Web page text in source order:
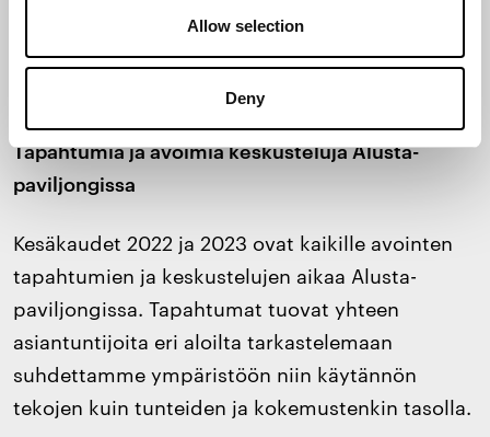
Allow selection
Deny
Arkkitehtuurimuseon ja Designmuseon
yhteishanke Alusta-paviljonki, museoiden
Tapahtumia ja avoimia keskusteluja Alusta-
paviljongissa
Kesäkaudet 2022 ja 2023 ovat kaikille avointen
tapahtumien ja keskustelujen aikaa Alusta-
paviljongissa. Tapahtumat tuovat yhteen
asiantuntijoita eri aloilta tarkastelemaan
suhdettamme ympäristöön niin käytännön
tekojen kuin tunteiden ja kokemustenkin tasolla.